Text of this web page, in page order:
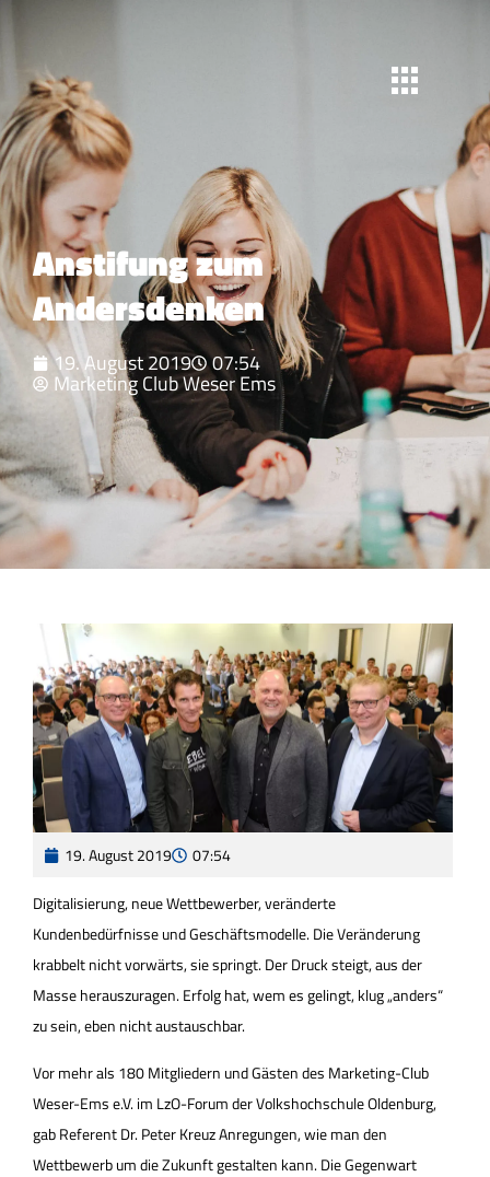
Anstifung zum
Andersdenken
19. August 2019 07:54
Marketing Club Weser Ems
19. August 2019 07:54
Digitalisierung, neue Wettbewerber, veränderte
Kundenbedürfnisse und Geschäftsmodelle. Die Veränderung
krabbelt nicht vorwärts, sie springt. Der Druck steigt, aus der
Masse herauszuragen. Erfolg hat, wem es gelingt, klug „anders“
zu sein, eben nicht austauschbar.
Vor mehr als 180 Mitgliedern und Gästen des Marketing-Club
Weser-Ems e.V. im LzO-Forum der Volkshochschule Oldenburg,
gab Referent Dr. Peter Kreuz Anregungen, wie man den
Wettbewerb um die Zukunft gestalten kann. Die Gegenwart